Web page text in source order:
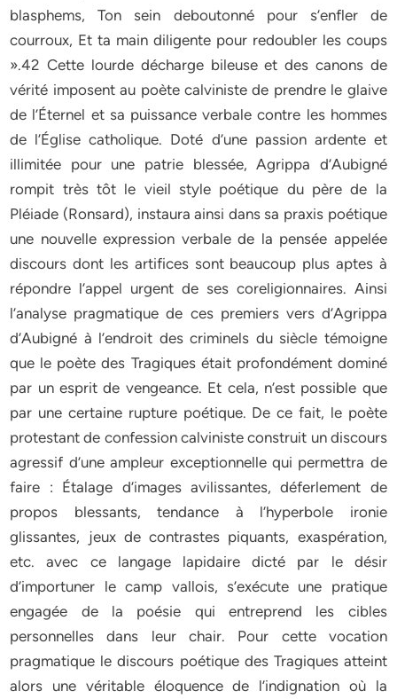
blasphems, Ton sein deboutonné pour s’enfler de
courroux, Et ta main diligente pour redoubler les coups
».42 Cette lourde décharge bileuse et des canons de
vérité imposent au poète calviniste de prendre le glaive
de l’Éternel et sa puissance verbale contre les hommes
de l’Église catholique. Doté d’une passion ardente et
illimitée pour une patrie blessée, Agrippa d’Aubigné
rompit très tôt le vieil style poétique du père de la
Pléiade (Ronsard), instaura ainsi dans sa praxis poétique
une nouvelle expression verbale de la pensée appelée
discours dont les artifices sont beaucoup plus aptes à
répondre l’appel urgent de ses coreligionnaires. Ainsi
l’analyse pragmatique de ces premiers vers d’Agrippa
d’Aubigné à l’endroit des criminels du siècle témoigne
que le poète des Tragiques était profondément dominé
par un esprit de vengeance. Et cela, n’est possible que
par une certaine rupture poétique. De ce fait, le poète
protestant de confession calviniste construit un discours
agressif d’une ampleur exceptionnelle qui permettra de
faire : Étalage d’images avilissantes, déferlement de
propos blessants, tendance à l’hyperbole ironie
glissantes, jeux de contrastes piquants, exaspération,
etc. avec ce langage lapidaire dicté par le désir
d’importuner le camp vallois, s’exécute une pratique
engagée de la poésie qui entreprend les cibles
personnelles dans leur chair. Pour cette vocation
pragmatique le discours poétique des Tragiques atteint
alors une véritable éloquence de l’indignation où la